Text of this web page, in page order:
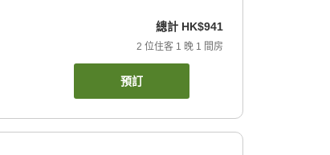
總計 HK$941
2 位住客 1 晚 1 間房
預訂